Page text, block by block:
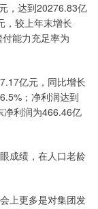
，达到20276.83亿
，较上年末增长
能力充足率为
亿元，同比增长
；净利润达到
净利润为466.46亿
成绩，在人口老龄
上更多是对集团发